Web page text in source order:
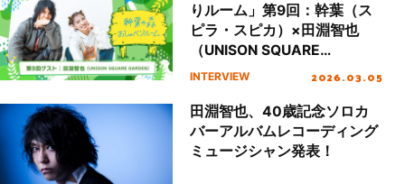
りルーム」第9回：幹葉（ス
ピラ・スピカ）×田淵智也
（UNISON SQUARE
GARDEN）
INTERVIEW 2026.03.05
田淵智也、40歳記念ソロカ
バーアルバムレコーディング
ミュージシャン発表！